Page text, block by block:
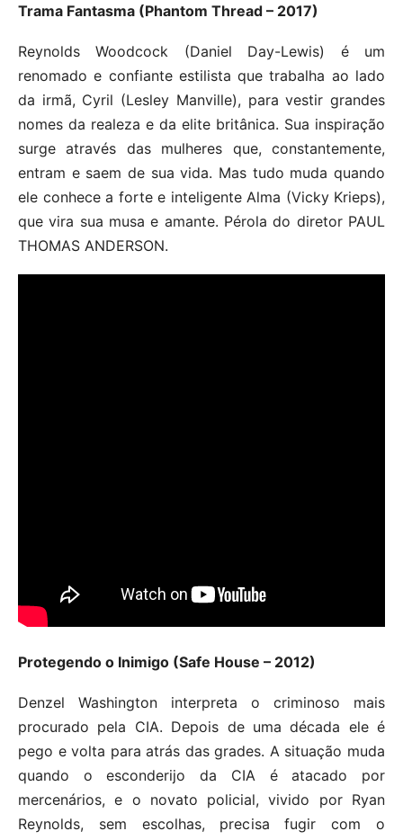
Trama Fantasma (Phantom Thread – 2017)
Reynolds Woodcock (Daniel Day-Lewis) é um
renomado e confiante estilista que trabalha ao lado
da irmã, Cyril (Lesley Manville), para vestir grandes
nomes da realeza e da elite britânica. Sua inspiração
surge através das mulheres que, constantemente,
entram e saem de sua vida. Mas tudo muda quando
ele conhece a forte e inteligente Alma (Vicky Krieps),
que vira sua musa e amante. Pérola do diretor PAUL
THOMAS ANDERSON.
Protegendo o Inimigo (Safe House – 2012)
Denzel Washington interpreta o criminoso mais
procurado pela CIA. Depois de uma década ele é
pego e volta para atrás das grades. A situação muda
quando o esconderijo da CIA é atacado por
mercenários, e o novato policial, vivido por Ryan
Reynolds, sem escolhas, precisa fugir com o